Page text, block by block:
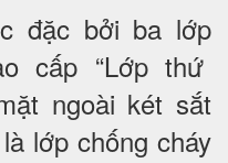
đặc bởi ba lớp
cấp “Lớp thứ
ngoài két sắt
lớp chống cháy